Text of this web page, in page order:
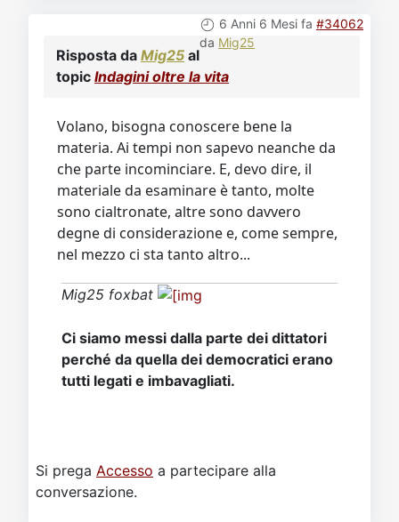
6 Anni 6 Mesi fa #34062
da Mig25
Risposta da Mig25 al
topic Indagini oltre la vita
Volano, bisogna conoscere bene la
materia. Ai tempi non sapevo neanche da
che parte incominciare. E, devo dire, il
materiale da esaminare è tanto, molte
sono cialtronate, altre sono davvero
degne di considerazione e, come sempre,
nel mezzo ci sta tanto altro...
Mig25 foxbat
Ci siamo messi dalla parte dei dittatori
perché da quella dei democratici erano
tutti legati e imbavagliati.
Si prega Accesso a partecipare alla
conversazione.